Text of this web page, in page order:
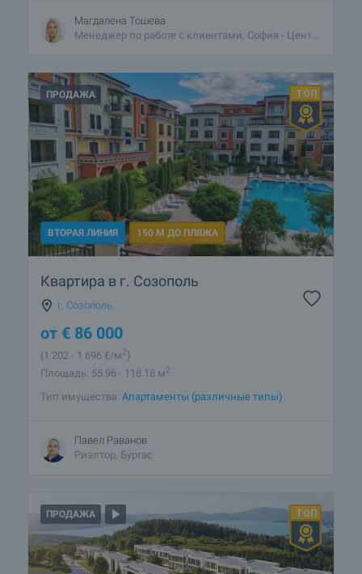
Магдалена Тошева
Менеджер по работе с клиентами, София - Центральный
ПРОДАЖА
ВТОРАЯ ЛИНИЯ 150 М ДО ПЛЯЖА
Квартира в г. Созополь
г. Созополь
от € 86 000
(1 202 - 1 696 €/м2)
Площадь: 55.96 - 118.18 м2
Тип имущества: Апартаменты (различные типы)
Павел Раванов
Риэлтор, Бургас
ПРОДАЖА